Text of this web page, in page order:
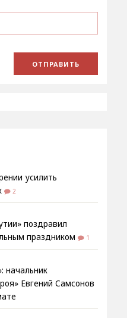
усилить
2
поздравил
праздником
1
начальник
Евгений Самсонов